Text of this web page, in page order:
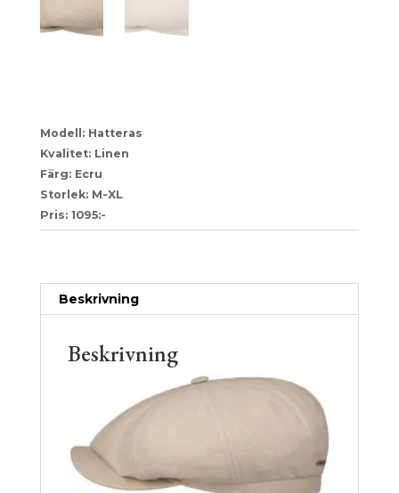
Modell: Hatteras
Kvalitet: Linen
Färg: Ecru
Storlek: M-XL
Pris: 1095:-
Beskrivning
Beskrivning